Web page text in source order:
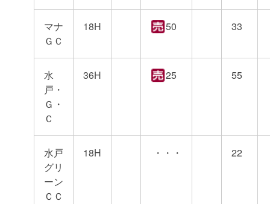
マナ
ＧＣ
18H 50 33
水
戸・
Ｇ・
Ｃ
36H 25 55
水戸
グリ
ーン
ＣＣ
18H ・・・ 22